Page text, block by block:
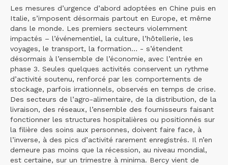
Les mesures d’urgence d’abord adoptées en Chine puis en
Italie, s’imposent désormais partout en Europe, et même
dans le monde. Les premiers secteurs violemment
impactés – l’événementiel, la culture, l’hôtellerie, les
voyages, le transport, la formation… - s’étendent
désormais à l’ensemble de l’économie, avec l’entrée en
phase 3. Seules quelques activités conservent un rythme
d’activité soutenu, renforcé par les comportements de
stockage, parfois irrationnels, observés en temps de crise.
Des secteurs de l’agro-alimentaire, de la distribution, de la
livraison, des réseaux, l’ensemble des fournisseurs faisant
fonctionner les structures hospitalières ou positionnés sur
la filière des soins aux personnes, doivent faire face, à
l’inverse, à des pics d’activité rarement enregistrés. Il n’en
demeure pas moins que la récession, au niveau mondial,
est certaine, sur un trimestre à minima. Bercy vient de